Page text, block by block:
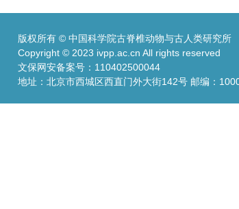
版权所有 © 中国科学院古脊椎动物与古人类研究所
Copyright © 2023 ivpp.ac.cn All rights reserved
文保网安备案号：110402500044
地址：北京市西城区西直门外大街142号 邮编：